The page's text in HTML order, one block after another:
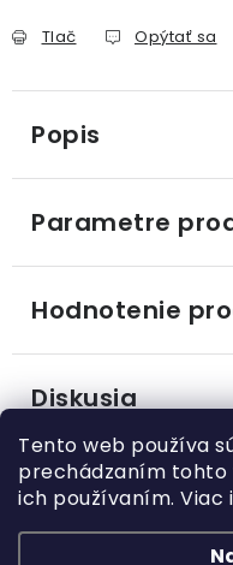
Tento web používa
prechádzaním tohto
ich používaním.
Tlač Opýtať sa
Popis
Parametre
Hodnotenie
Diskusia
á